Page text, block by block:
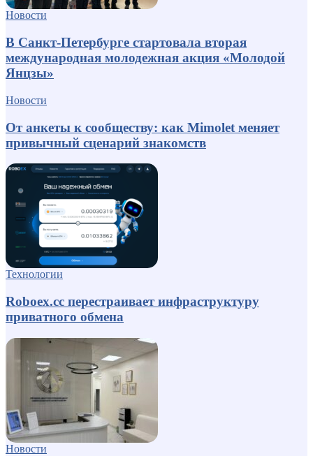
Новости
В Санкт-Петербурге стартовала вторая
международная молодежная акция «Молодой
Янцзы»
Новости
От анкеты к сообществу: как Mimolet меняет
привычный сценарий знакомств
Технологии
Roboex.cc перестраивает инфраструктуру
приватного обмена
Новости